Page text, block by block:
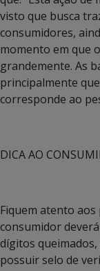
visto que busca
consumidores,
momento em que
grandemente. As
principalmente
corresponde ao
DICA AO
Fiquem atento
consumidor
dígitos
possuir selo de